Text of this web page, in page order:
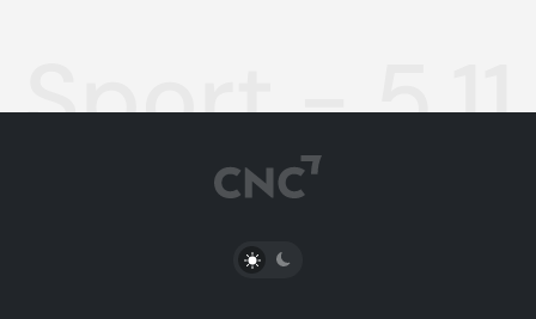
Sport -
PŘEPNOUT SVĚTLÝ/TMAVÝ REŽIM